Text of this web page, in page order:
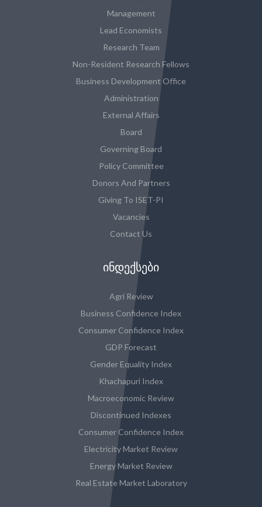
Management
Lead Economists
Research Team
Non-Resident Research Fellows
Business Development Office
Administration
External Affairs
Board
Governing Board
Policy Committee
Donors And Partners
Giving To ISET-PI
Vacancies
Contact Us
ᲘᲜᲓᲔᲥᲡᲔᲑᲘ
Agri Review
Business Confidence Index
Consumer Confidence Index
GDP Forecast
Gender Equality Index
Khachapuri Index
Macroeconomic Review
Discontinued Indexes
Consumer Confidence Index
Electricity Market Review
Energy Market Review
Real Estate Market Laboratory